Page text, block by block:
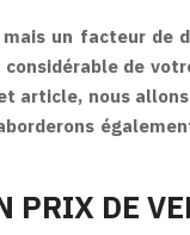
un facteur
de
article, nous
PRIX DE